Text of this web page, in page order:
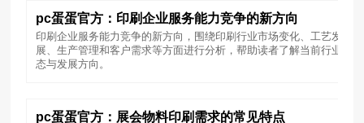
pc蛋蛋官方：印刷企业服务能力竞争的新方向
印刷企业服务能力竞争的新方向，围绕印刷行业市场变化、工艺发
展、生产管理和客户需求等方面进行分析，帮助读者了解当前行业动
态与发展方向。
pc蛋蛋官方：展会物料印刷需求的常见特点